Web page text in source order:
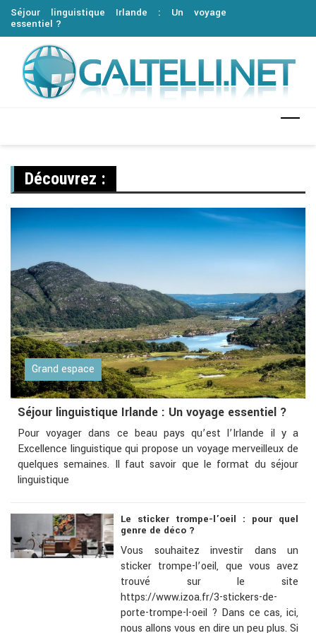
Séjour linguistique Irlande : Un voyage
essentiel ?
Découvrez :
Grand espace
Séjour linguistique Irlande : Un voyage essentiel ?
Pour voyager dans ce beau pays qu’est l’Irlande il y a
Excellence linguistique qui propose un voyage merveilleux de
quelques semaines. Il faut savoir que le format du séjour
linguistique
Le sticker trompe-l’oeil : pour quel
genre de déco ?
Vous souhaitez investir dans un
sticker trompe-l’oeil, que vous avez
trouvé sur le site
https://www.izoa.fr/3-stickers-de-
porte-trompe-l-oeil ? Dans ce cas, ici,
nous allons vous en dire un peu plus. Si